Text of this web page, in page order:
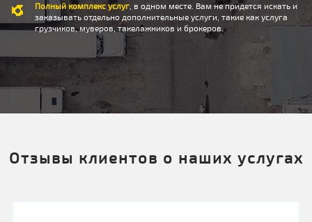
Полный комплекс услуг , в одном месте. Вам не придется искать и
заказывать отдельно дополнительные услуги, такие как услуга
грузчиков, муверов, такелажников и брокеров.
Отзывы клиентов о наших услугах